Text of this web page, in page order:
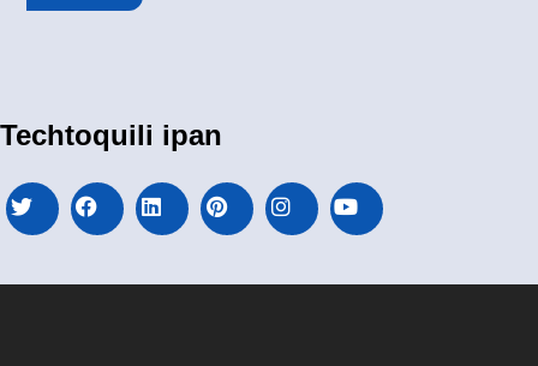
Techtoquili ipan